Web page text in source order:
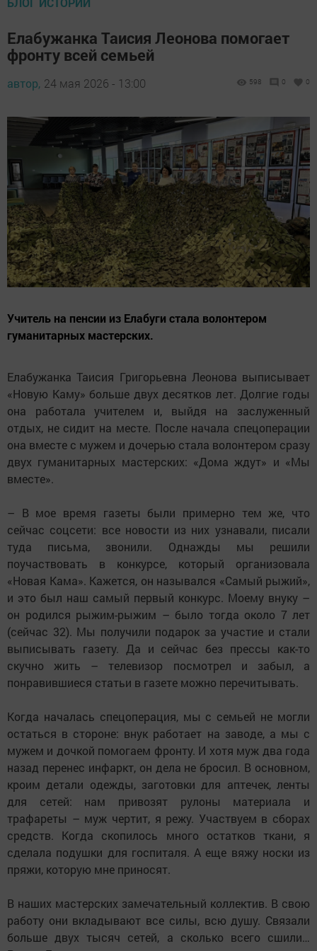
Елабужанка Таисия Леонова помогает
фронту всей семьей
автор, 24 мая 2026 - 13:00 598 0 0
Учитель на пенсии из Елабуги стала волонтером
гуманитарных мастерских.
Елабужанка Таисия Григорьевна Леонова выписывает
«Новую Каму» больше двух десятков лет. Долгие годы
она работала учителем и, выйдя на заслуженный
отдых, не сидит на месте. После начала спецоперации
она вместе с мужем и дочерью стала волонтером сразу
двух гуманитарных мастерских: «Дома ждут» и «Мы
вместе».
– В мое время газеты были примерно тем же, что
сейчас соцсети: все новости из них узнавали, писали
туда письма, звонили. Однажды мы решили
поучаствовать в конкурсе, который организовала
«Новая Кама». Кажется, он назывался «Самый рыжий»,
и это был наш самый первый конкурс. Моему внуку –
он родился рыжим-рыжим – было тогда около 7 лет
(сейчас 32). Мы получили подарок за участие и стали
выписывать газету. Да и сейчас без прессы как-то
скучно жить – телевизор посмотрел и забыл, а
понравившиеся статьи в газете можно перечитывать.
Когда началась спецоперация, мы с семьей не могли
остаться в стороне: внук работает на заводе, а мы с
мужем и дочкой помогаем фронту. И хотя муж два года
назад перенес инфаркт, он дела не бросил. В основном,
кроим детали одежды, заготовки для аптечек, ленты
для сетей: нам привозят рулоны материала и
трафареты – муж чертит, я режу. Участвуем в сборах
средств. Когда скопилось много остатков ткани, я
сделала подушки для госпиталя. А еще вяжу носки из
пряжи, которую мне приносят.
В наших мастерских замечательный коллектив. В свою
работу они вкладывают все силы, всю душу. Связали
больше двух тысяч сетей, а сколько всего сшили…